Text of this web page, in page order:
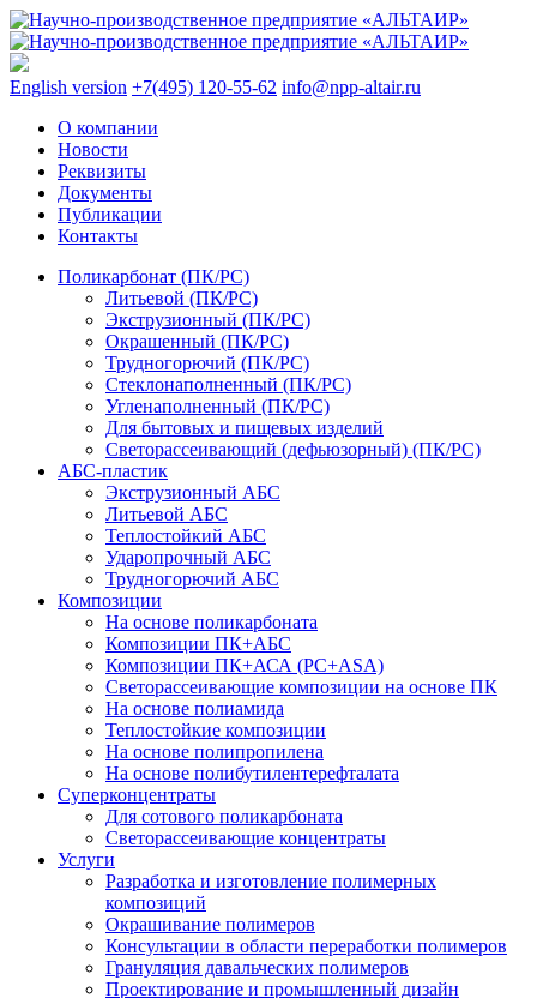
English version +7(495) 120-55-62 info@npp-altair.ru
О компании
Новости
Реквизиты
Документы
Публикации
Контакты
Поликарбонат (ПК/PC)
Литьевой (ПК/PC)
Экструзионный (ПК/PC)
Окрашенный (ПК/PC)
Трудногорючий (ПК/PC)
Стеклонаполненный (ПК/PC)
Угленаполненный (ПК/PC)
Для бытовых и пищевых изделий
Светорассеивающий (дефьюзорный) (ПК/PC)
АБС-пластик
Экструзионный АБС
Литьевой АБС
Теплостойкий АБС
Ударопрочный АБС
Трудногорючий АБС
Композиции
На основе поликарбоната
Композиции ПК+АБС
Композиции ПК+АСА (PC+ASA)
Светорассеивающие композиции на основе ПК
На основе полиамида
Теплостойкие композиции
На основе полипропилена
На основе полибутилентерефталата
Суперконцентраты
Для сотового поликарбоната
Светорассеивающие концентраты
Услуги
Разработка и изготовление полимерных
композиций
Окрашивание полимеров
Консультации в области переработки полимеров
Грануляция давальческих полимеров
Проектирование и промышленный дизайн